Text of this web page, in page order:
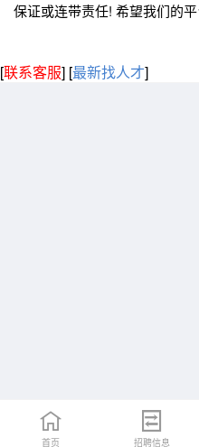
保证或连带责任! 希望我们的
[联系客服] [最新找人才]
首页 招聘信息